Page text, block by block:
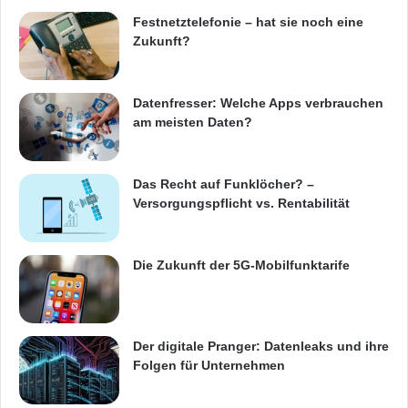
Schnelle und sofortige Wiederherstellung aller
E-Mails
Eine schnelle und einfache Wiederherstellung
verlorener E-Mails spart nicht nur Zeit,
sondern verhindert unnötiges Aufblähen des
jeweiligen E-Mail Accounts.
Compliance Richtlinien allesamt erfüllt
Selbstverständlich werden mit SX-MailArchive
die jeweiligen Compliance Richtlinien von
Firmen sicher erfüllt. Kein noch so penibles
Firmen Audit kann hier ‚Punktabzüge‘
Festnetztelefonie – hat sie noch eine
Zukunft?
Datenfresser: Welche Apps verbrauchen
am meisten Daten?
Das Recht auf Funklöcher? –
Versorgungspflicht vs. Rentabilität
Die Zukunft der 5G-Mobilfunktarife
Der digitale Pranger: Datenleaks und ihre
Folgen für Unternehmen